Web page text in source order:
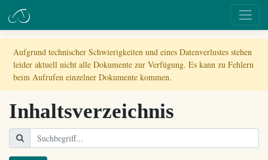
Aufgrund technischer Schwierigkeiten und eines Datenverlustes stehen
leider aktuell nicht alle Dokumente zur Verfügung. Es kann zu Fehlern
beim Aufrufen einzelner Dokumente kommen.
Inhaltsverzeichnis